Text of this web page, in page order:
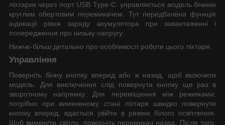
ліхтарик через порт USB Type-C. управляється модель бічним
круглим обертовим перемикачем. Тут передбачена функція
індикації рівня заряду акумулятора при завантаженні і
попередження про низьку напругу.
Нижче-більш детально про особливості роботи цього ліхтаря.
Управління
Поверніть бічну кнопку вперед або ж назад, щоб включити
модель. Для виключення слід повернути кнопку ще раз в
зворотному напрямку. Для переміщення між режимами:
потрібно при вимкненому стані ліхтаря швидко повернути
кнопку вперед, вдасться увійти в режим білого освітлення.
Щоб вимкнути світло, поверніть перемикач назад. Після того,